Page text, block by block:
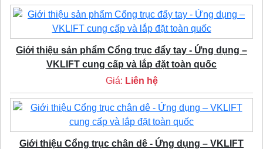
Giới thiệu sản phẩm Cổng trục đẩy tay - Ứng dụng –
VKLIFT cung cấp và lắp đặt toàn quốc
Giá: Liên hệ
Giới thiệu Cổng trục chân dê - Ứng dụng – VKLIFT